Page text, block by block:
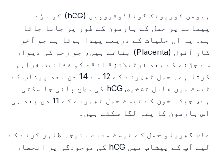
ہیومن کوریونک گوناڈوٹروپین (hCG) کو بڑے
پیمانے پر حمل کے ہارمون کے طور پر جانا جاتا
ہے۔ یہ ان خلیات کے ذریعے پیدا ہوتا ہے جو آخر
کار آنول (Placenta) بناتے ہیں، جو رحم کی دیوار
سے جڑنے کے بعد فرٹیلائزڈ انڈے کو غذائیت فراہم
کرتا ہے۔ حمل ٹھہرنے کے 12 سے 14 دن بعد پیشاب کے
ٹیسٹ میں قابل تشخیص hCG کی سطح پائی جا سکتی
ہے، جبکہ خون کے ٹیسٹ حمل ٹھہرنے کے 11 دن بعد ہی
اس ہارمون کا پتہ لگا سکتے ہیں۔
عام گھریلو حمل کے ٹیسٹ مثبت نتیجہ ظاہر کرنے کے
لیے آپ کے پیشاب میں hCG کی موجودگی پر انحصار